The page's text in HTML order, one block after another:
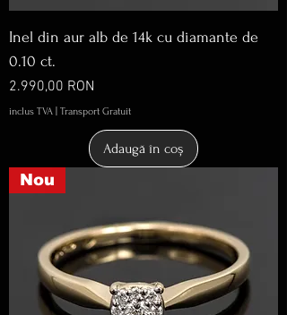
Inel din aur alb de 14k cu diamante de
0.10 ct.
Preț
2.990,00 RON
inclus TVA Transport Gratuit
Adaugă în coș
Nou